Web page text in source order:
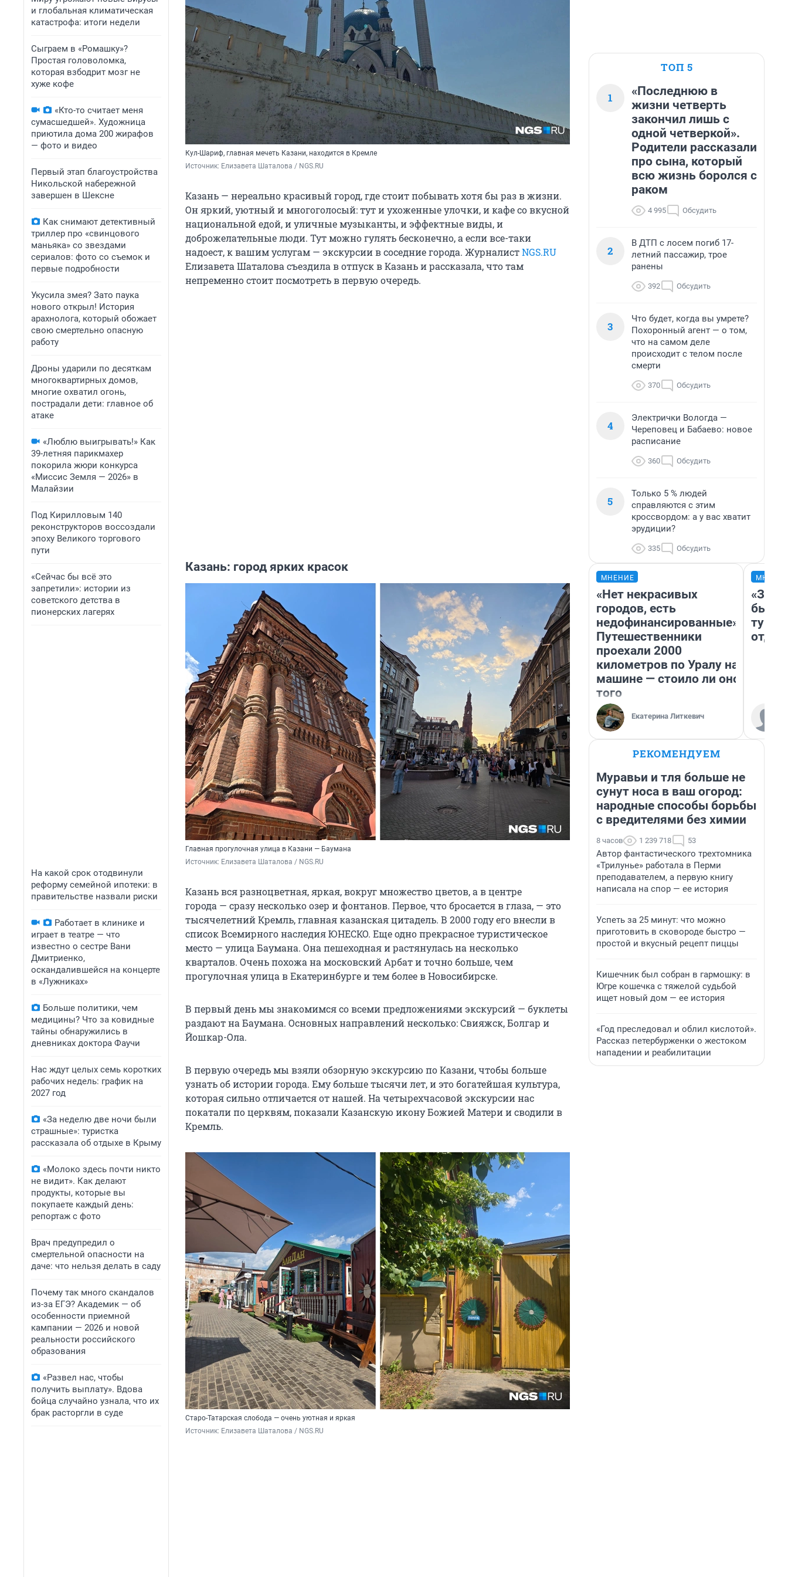
и глобальная климатическая
катастрофа: итоги недели
Сыграем в «Ромашку»?
Простая головоломка,
которая взбодрит мозг не
хуже кофе
«Кто-то считает меня
сумасшедшей». Художница
приютила дома 200 жирафов
— фото и видео
Первый этап благоустройства
Никольской набережной
завершен в Шексне
Как снимают детективный
триллер про «свинцового
маньяка» со звездами
сериалов: фото со съемок и
первые подробности
Укусила змея? Зато паука
нового открыл! История
арахнолога, который обожает
свою смертельно опасную
работу
Дроны ударили по десяткам
многоквартирных домов,
многие охватил огонь,
пострадали дети: главное об
атаке
«Люблю выигрывать!» Как
39-летняя парикмахер
покорила жюри конкурса
«Миссис Земля — 2026» в
Малайзии
Под Кирилловым 140
реконструкторов воссоздали
эпоху Великого торгового
пути
«Сейчас бы всё это
запретили»: истории из
советского детства в
пионерских лагерях
На какой срок отодвинули
реформу семейной ипотеки: в
правительстве назвали риски
Работает в клинике и
играет в театре — что
известно о сестре Вани
Дмитриенко,
оскандалившейся на концерте
в «Лужниках»
Больше политики, чем
медицины? Что за ковидные
тайны обнаружились в
дневниках доктора Фаучи
Нас ждут целых семь коротких
рабочих недель: график на
2027 год
«За неделю две ночи были
страшные»: туристка
рассказала об отдыхе в Крыму
«Молоко здесь почти никто
не видит». Как делают
продукты, которые вы
покупаете каждый день:
репортаж с фото
Врач предупредил о
смертельной опасности на
даче: что нельзя делать в саду
Почему так много скандалов
из-за ЕГЭ? Академик — об
особенности приемной
кампании — 2026 и новой
реальности российского
образования
«Развел нас, чтобы
получить выплату». Вдова
бойца случайно узнала, что их
брак расторгли в суде
Кул-Шариф, главная мечеть Казани, находится в Кремле
Источник: Елизавета Шаталова / NGS.RU
Казань — нереально красивый город, где стоит побывать хотя бы раз в жизни.
Он яркий, уютный и многоголосый: тут и ухоженные улочки, и кафе со вкусной
национальной едой, и уличные музыканты, и эффектные виды, и
доброжелательные люди. Тут можно гулять бесконечно, а если все-таки
надоест, к вашим услугам — экскурсии в соседние города. ЖурналистNGS.RU
Елизавета Шаталова съездила в отпуск в Казань и рассказала, что там
непременно стоит посмотреть в первую очередь.
Казань: город ярких красок
Главная прогулочная улица в Казани — Баумана
Источник: Елизавета Шаталова / NGS.RU
Казань вся разноцветная, яркая, вокруг множество цветов, а в центре
города — сразу несколько озер и фонтанов. Первое, что бросается в глаза, — это
тысячелетний Кремль, главная казанская цитадель. В 2000 году его внесли в
список Всемирного наследия ЮНЕСКО. Еще одно прекрасное туристическое
место — улица Баумана. Она пешеходная и растянулась на несколько
кварталов. Очень похожа на московский Арбат и точно больше, чем
прогулочная улица в Екатеринбурге и тем более в Новосибирске.
В первый день мы знакомимся со всеми предложениями экскурсий — буклеты
раздают на Баумана. Основных направлений несколько: Свияжск, Болгар и
Йошкар-Ола.
В первую очередь мы взяли обзорную экскурсию по Казани, чтобы больше
узнать об истории города. Ему больше тысячи лет, и это богатейшая культура,
которая сильно отличается от нашей. На четырехчасовой экскурсии нас
покатали по церквям, показали Казанскую икону Божией Матери и сводили в
Кремль.
Старо-Татарская слобода — очень уютная и яркая
Источник: Елизавета Шаталова / NGS.RU
ТОП 5
1
«Последнюю в
жизни четверть
закончил лишь с
одной четверкой».
Родители рассказали
про сына, который
всю жизнь боролся с
раком
4 995 Обсудить
2
В ДТП с лосем погиб 17-
летний пассажир, трое
ранены
392 Обсудить
3
Что будет, когда вы умрете?
Похоронный агент — о том,
что на самом деле
происходит с телом после
смерти
370 Обсудить
4
Электрички Вологда —
Череповец и Бабаево: новое
расписание
360 Обсудить
5
Только 5 % людей
справляются с этим
кроссвордом: а у вас хватит
эрудиции?
335 Обсудить
МНЕНИЕ
«Нет некрасивых
городов, есть
недофинансированные».
Путешественники
проехали 2000
километров по Уралу на
машине — стоило ли оно
того
Екатерина Литкевич
«За
были
РЕКОМЕНДУЕМ
Муравьи и тля больше не
сунут носа в ваш огород:
народные способы борьбы
с вредителями без химии
8 часов 1 239 718 53
Автор фантастического трехтомника
«Трилунье» работала в Перми
преподавателем, а первую книгу
написала на спор — ее история
Успеть за 25 минут: что можно
приготовить в сковороде быстро —
простой и вкусный рецепт пиццы
Кишечник был собран в гармошку: в
Югре кошечка с тяжелой судьбой
ищет новый дом — ее история
«Год преследовал и облил кислотой».
Рассказ петербурженки о жестоком
нападении и реабилитации